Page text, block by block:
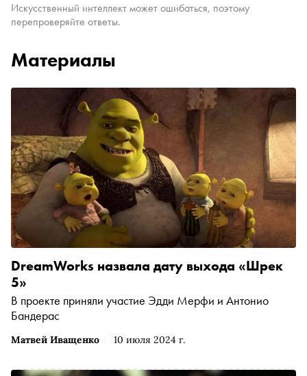
Искусственный интеллект может ошибаться, поэтому
перепроверяйте ответы.
Материалы
Матвей Иващенко 10 июля 2024 г.
DreamWorks назвала дату выхода «Шрек
5»
В проекте приняли участие Эдди Мерфи и Антонио
Бандерас